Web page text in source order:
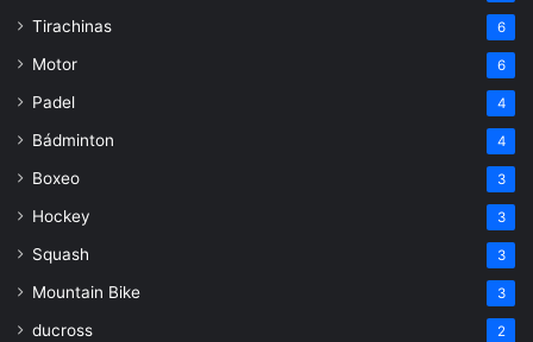
Tirachinas 6
Motor 6
Padel 4
Bádminton 4
Boxeo 3
Hockey 3
Squash 3
Mountain Bike 3
ducross 2